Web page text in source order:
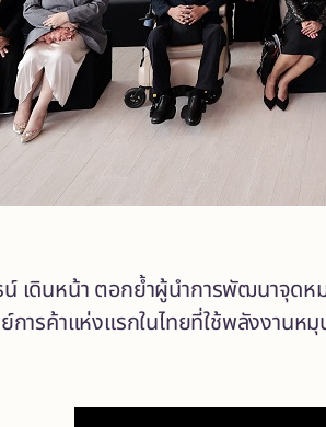
เดินหน้า ตอกย้ำผู้นำการพัฒนาจุด
ารค้าแห่งแรกในไทยที่ใช้พลังงานห